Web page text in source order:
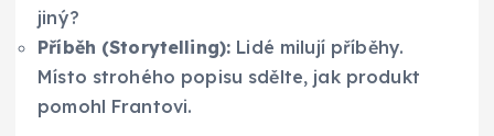
jiný?
Příběh (Storytelling): Lidé milují příběhy.
Místo strohého popisu sdělte, jak produkt
pomohl Frantovi.